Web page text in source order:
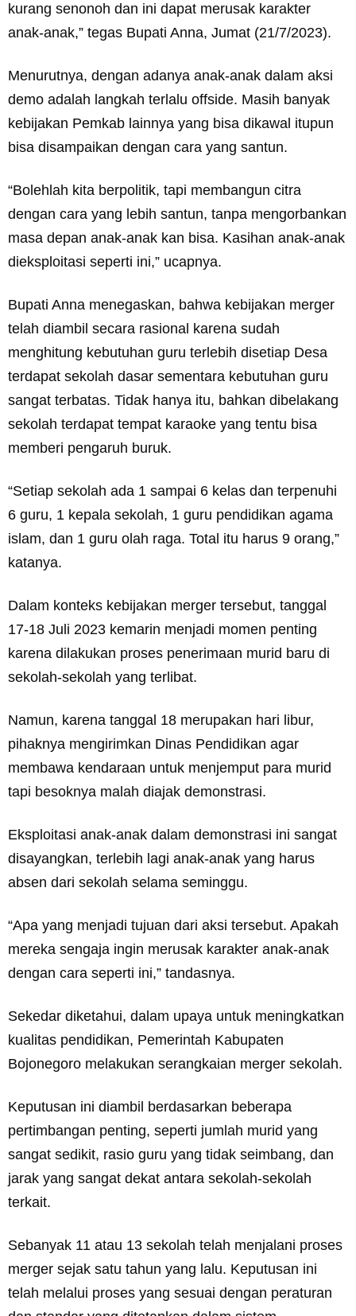
kurang senonoh dan ini dapat merusak karakter
anak-anak,” tegas Bupati Anna, Jumat (21/7/2023).
Menurutnya, dengan adanya anak-anak dalam aksi
demo adalah langkah terlalu offside. Masih banyak
kebijakan Pemkab lainnya yang bisa dikawal itupun
bisa disampaikan dengan cara yang santun.
“Bolehlah kita berpolitik, tapi membangun citra
dengan cara yang lebih santun, tanpa mengorbankan
masa depan anak-anak kan bisa. Kasihan anak-anak
dieksploitasi seperti ini,” ucapnya.
Bupati Anna menegaskan, bahwa kebijakan merger
telah diambil secara rasional karena sudah
menghitung kebutuhan guru terlebih disetiap Desa
terdapat sekolah dasar sementara kebutuhan guru
sangat terbatas. Tidak hanya itu, bahkan dibelakang
sekolah terdapat tempat karaoke yang tentu bisa
memberi pengaruh buruk.
“Setiap sekolah ada 1 sampai 6 kelas dan terpenuhi
6 guru, 1 kepala sekolah, 1 guru pendidikan agama
islam, dan 1 guru olah raga. Total itu harus 9 orang,”
katanya.
Dalam konteks kebijakan merger tersebut, tanggal
17-18 Juli 2023 kemarin menjadi momen penting
karena dilakukan proses penerimaan murid baru di
sekolah-sekolah yang terlibat.
Namun, karena tanggal 18 merupakan hari libur,
pihaknya mengirimkan Dinas Pendidikan agar
membawa kendaraan untuk menjemput para murid
tapi besoknya malah diajak demonstrasi.
Eksploitasi anak-anak dalam demonstrasi ini sangat
disayangkan, terlebih lagi anak-anak yang harus
absen dari sekolah selama seminggu.
“Apa yang menjadi tujuan dari aksi tersebut. Apakah
mereka sengaja ingin merusak karakter anak-anak
dengan cara seperti ini,” tandasnya.
Sekedar diketahui, dalam upaya untuk meningkatkan
kualitas pendidikan, Pemerintah Kabupaten
Bojonegoro melakukan serangkaian merger sekolah.
Keputusan ini diambil berdasarkan beberapa
pertimbangan penting, seperti jumlah murid yang
sangat sedikit, rasio guru yang tidak seimbang, dan
jarak yang sangat dekat antara sekolah-sekolah
terkait.
Sebanyak 11 atau 13 sekolah telah menjalani proses
merger sejak satu tahun yang lalu. Keputusan ini
telah melalui proses yang sesuai dengan peraturan